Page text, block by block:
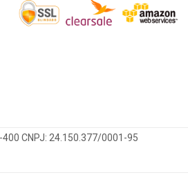
CNPJ: 24.150.377/0001-95